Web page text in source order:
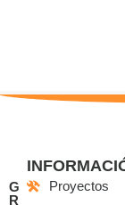
G
R
Proyectos